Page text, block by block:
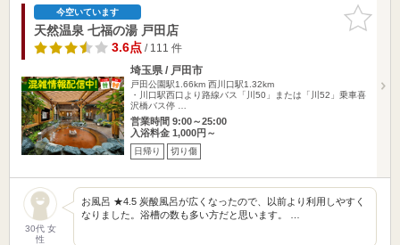
お気に入
りに追加
今空いています
天然温泉 七福の湯 戸田店
3.6点/ 111 件
埼玉県 / 戸田市
戸田公園駅1.66km 西川口駅1.32km
・川口駅西口より路線バス「川50」または「川52」乗車喜
沢橋バス停 …
営業時間 9:00～25:00
入浴料金 1,000円～
日帰り 切り傷
30代 女
性
お風呂 ★4.5 炭酸風呂が広くなったので、以前より利用しやすく
なりました。浴槽の数も多い方だと思います。 …